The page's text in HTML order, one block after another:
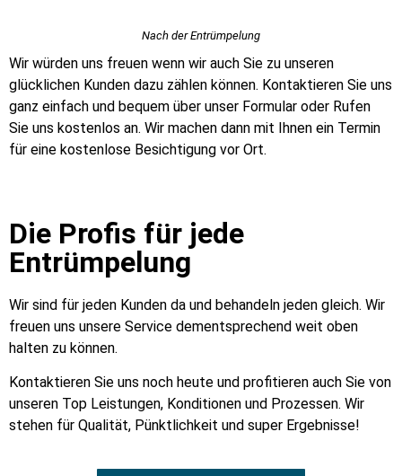
Nach der Entrümpelung
Wir würden uns freuen wenn wir auch Sie zu unseren
glücklichen Kunden dazu zählen können. Kontaktieren Sie uns
ganz einfach und bequem über unser Formular oder Rufen
Sie uns kostenlos an. Wir machen dann mit Ihnen ein Termin
für eine kostenlose Besichtigung vor Ort.
Die Profis für jede
Entrümpelung
Wir sind für jeden Kunden da und behandeln jeden gleich. Wir
freuen uns unsere Service dementsprechend weit oben
halten zu können.
Kontaktieren Sie uns noch heute und profitieren auch Sie von
unseren Top Leistungen, Konditionen und Prozessen. Wir
stehen für Qualität, Pünktlichkeit und super Ergebnisse!